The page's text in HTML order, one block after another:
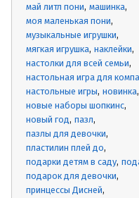
май литл пони машинка
моя маленькая пони
музыкальные игрушки
мягкая игрушка наклейки
настолки для всей семьи
настольная игра для
настольные игры новинка
новые наборы шопкинс
новый год пазл
пазлы для девочки
пластилин плей до
подарки детям в саду
подарок для девочки
принцессы Дисней